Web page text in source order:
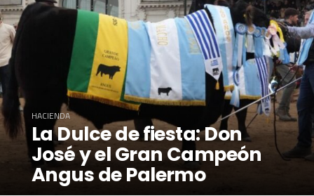
HACIENDA
La Dulce de fiesta: Don
José y el Gran Campeón
Angus de Palermo